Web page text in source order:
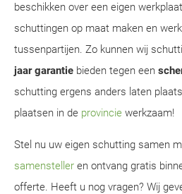
beschikken over een eigen
schuttingen op maat maken en
tussenpartijen. Zo kunnen wij
jaar garantie bieden tegen een
schutting ergens anders laten
plaatsen in de provincie werkzaam!
Stel nu uw eigen schutting samen
samensteller en ontvang gratis
offerte. Heeft u nog vragen? Wij